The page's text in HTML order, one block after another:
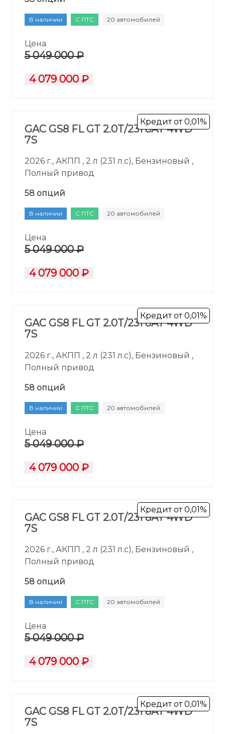
В наличии С ПТС 20 автомобилей
Цена
5 049 000 ₽
4 079 000 ₽
Кредит от 0,01%
GAC GS8 FL GT 2.0T/231 8AT 4WD
7S
2026 г., АКПП , 2 л (231 л.с), Бензиновый ,
Полный привод
58 опций
В наличии С ПТС 20 автомобилей
Цена
5 049 000 ₽
4 079 000 ₽
Кредит от 0,01%
GAC GS8 FL GT 2.0T/231 8AT 4WD
7S
2026 г., АКПП , 2 л (231 л.с), Бензиновый ,
Полный привод
58 опций
В наличии С ПТС 20 автомобилей
Цена
5 049 000 ₽
4 079 000 ₽
Кредит от 0,01%
GAC GS8 FL GT 2.0T/231 8AT 4WD
7S
2026 г., АКПП , 2 л (231 л.с), Бензиновый ,
Полный привод
58 опций
В наличии С ПТС 20 автомобилей
Цена
5 049 000 ₽
4 079 000 ₽
Кредит от 0,01%
GAC GS8 FL GT 2.0T/231 8AT 4WD
7S